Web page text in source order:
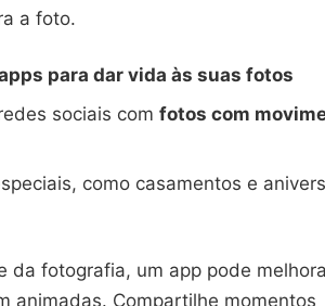
a foto.
para dar vida às suas fotos
sociais com fotos com
como casamentos e
da fotografia, um app pode
animadas. Compartilhe momentos